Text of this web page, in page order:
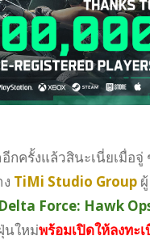
ครั้งแล้วสินะเนี่ยเมื่อจู่
TiMi Studio Groupผู้
Force: Hawk
นใหม่พร้อมเปิดให้ลงทะ